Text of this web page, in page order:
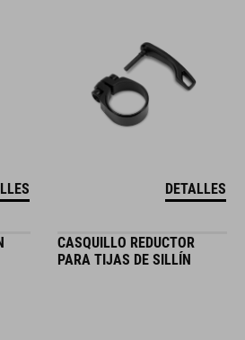
DETALLES
CASQUILLO REDUCTOR
PARA TIJAS DE SILLÍN